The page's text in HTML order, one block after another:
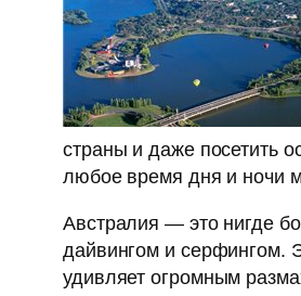
страны и даже посетить
любое время дня и ночи
Австралия — это нигде
дайвингом и серфингом.
удивляет огромным